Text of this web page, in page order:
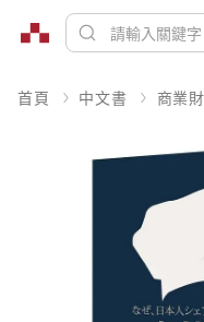
首頁 中文書 商業